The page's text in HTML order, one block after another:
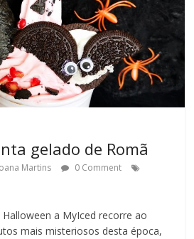
gelado de Romã
Martins
0 Comment
a MyIced recorre ao
mais misteriosos desta época,